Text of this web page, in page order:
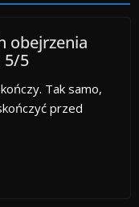
obejrzenia
5/5
Tak samo,
przed